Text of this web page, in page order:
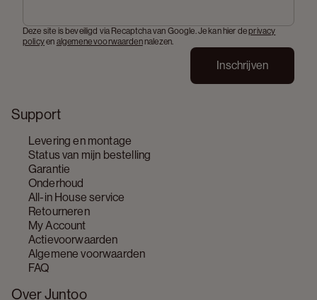
Support
Levering en montage
Status van mijn bestelling
Garantie
Onderhoud
All-in House service
Retourneren
My Account
Actievoorwaarden
Algemene voorwaarden
FAQ
Over Juntoo
Deze site is beveiligd via Recaptcha van Google. Je kan hier deprivacy
policyen algemene voorwaardennalezen.
Inschrijven